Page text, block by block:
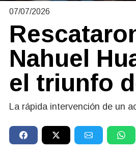
07/07/2026
Nahuel
el triunfo
La rápida intervención de un